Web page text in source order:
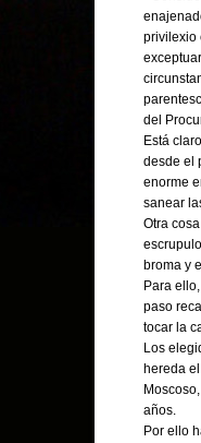
privilexio
del
Está
desde el
enorme
sanear
Otra
broma y
Para
paso
tocar la
Los
hereda
años.
Por ello